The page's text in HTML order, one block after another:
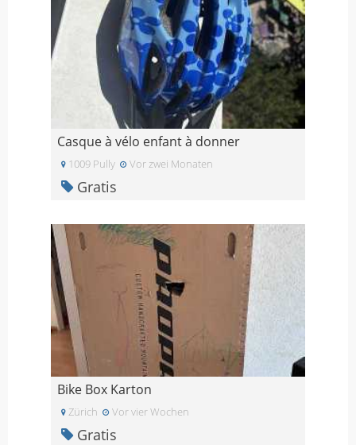
Casque à vélo enfant à donner
1009 Pully Vor zwei Monaten
Gratis
Bike Box Karton
Zürich Vor vier Wochen
Gratis